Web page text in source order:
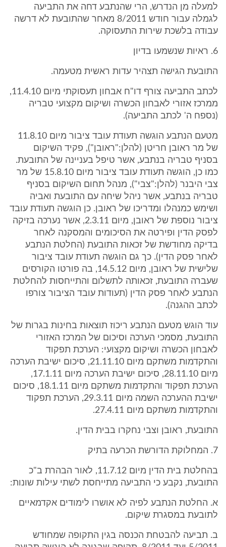
למעלה מן הנדרש, הרי שהנתבע דחה את התביעה
לגמלה עבור חודש 8/2011 מאחר שהתובעת לא דרשה
עבודה בלשכת שירות התעסוקה.
6. ראיות שנשמעו בדיון
התובעת הגישה תצהיר עדות ראשית מטעמה.
לכתב התביעה צורף דו"ח אבחון תעסוקתי מיום 11.4.10,
ממרכז אזורי לאבחון הכשרה ושיקום מקצועי טבריה
(נספח ה' לכתב התביעה).
מטעם הנתבע הוגשה תעודת עובד ציבור מיום 11.8.10
של מר ראובן חריטן (להלן:"ראובן"), פקיד השיקום
בסניף טבריה בנתבע, אשר טיפל בעניינה של התובעת.
כמו כן, הוגשה תעודת עובד ציבור מיום 15.8.10 של מר
צבי היבנר (להלן:"צבי"), מנהל תחום השיקום בסניף
טבריה בנתבע, אשר ניהל שיחה עם התובעת ואביה
ושימש כמנהלו ומדריכו של ראובן. כן הוגשה תעודת עובד
ציבור נוספת של ראובן, מיום 2.3.11, אשר נערכה בזיקה
לפסק הדין ופירטה את הסיכומים והמסקנה לאחר
בדיקה מחודשת של זכאות התובעת (החלטת הנתבע
לאחר פסק הדין). כך גם הוגשה תעודת עובד ציבור
שלישית של ראובן, מיום 14.5.12, בה פורטו הקורסים
שעברה התובעת, זכאותה לתשלום והתייחסות להחלטת
הנתבע לאחר פסק הדין (תעודות עובד הציבור צורפו
לכתב ההגנה).
עוד הוגש מטעם הנתבע ריכוז תוצאות בחינות בגרות של
התובעת, מסמכי הערכה וסיכום של המרכז האזורי
לאבחון הכשרה ושיקום מקצועי: הערכת תפקוד
והתקדמות משתקם מיום 21.11.10, סיכום ישיבת הערכה
מיום 28.11.10, סיכום ישיבת הערכה מיום 17.1.11,
הערכת תפקוד והתקדמות משתקם מיום 18.1.11, סיכום
ישיבת ההערכה השמה מיום 29.3.11, הערכת תפקוד
והתקדמות משתקם מיום 27.4.11.
התובעת, ראובן וצבי נחקרו בבית הדין.
7. המחלוקת הדורשת הכרעה בתיק
בהחלטת בית הדין מיום 11.7.12, לאור הבהרת ב"כ
התובעת, נקבע כי התביעה מתייחסת לשתי עילות שונות:
א. החלטת הנתבע לפיה לא אושרו לימודים אקדמאיים
לתובעת במסגרת שיקום.
ב. תביעה להבטחת הכנסה בגין התקופה שמחודש